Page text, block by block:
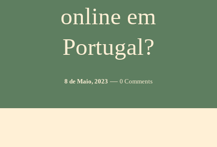
online em
Portugal?
Post
8 de Maio, 2023 Comments
0 Comments